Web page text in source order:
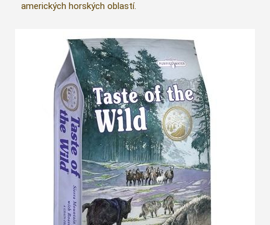
amerických horských oblastí.